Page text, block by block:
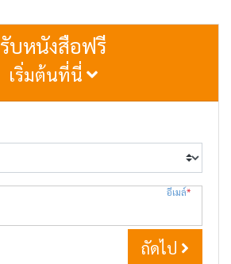
รับหนังสือฟรี
เริ่มต้นที่นี่
อีเมล์*
ถัดไป